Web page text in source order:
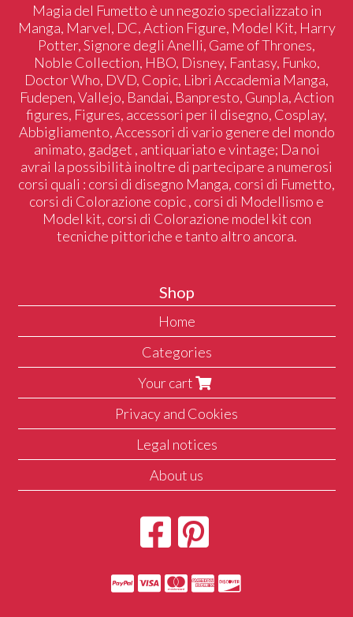
Magia del Fumetto è un negozio specializzato in
Manga, Marvel, DC, Action Figure, Model Kit, Harry
Potter, Signore degli Anelli, Game of Thrones,
Noble Collection, HBO, Disney, Fantasy, Funko,
Doctor Who, DVD, Copic, Libri Accademia Manga,
Fudepen, Vallejo, Bandai, Banpresto, Gunpla, Action
figures, Figures, accessori per il disegno, Cosplay,
Abbigliamento, Accessori di vario genere del mondo
animato, gadget , antiquariato e vintage; Da noi
avrai la possibilità inoltre di partecipare a numerosi
corsi quali : corsi di disegno Manga, corsi di Fumetto,
corsi di Colorazione copic , corsi di Modellismo e
Model kit, corsi di Colorazione model kit con
tecniche pittoriche e tanto altro ancora.
Shop
Home
Categories
Your cart
Privacy and Cookies
Legal notices
About us